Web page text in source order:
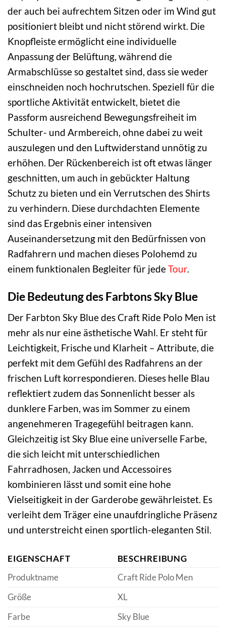
der auch bei aufrechtem Sitzen oder im Wind gut
positioniert bleibt und nicht störend wirkt. Die
Knopfleiste ermöglicht eine individuelle
Anpassung der Belüftung, während die
Armabschlüsse so gestaltet sind, dass sie weder
einschneiden noch hochrutschen. Speziell für die
sportliche Aktivität entwickelt, bietet die
Passform ausreichend Bewegungsfreiheit im
Schulter- und Armbereich, ohne dabei zu weit
auszulegen und den Luftwiderstand unnötig zu
erhöhen. Der Rückenbereich ist oft etwas länger
geschnitten, um auch in gebückter Haltung
Schutz zu bieten und ein Verrutschen des Shirts
zu verhindern. Diese durchdachten Elemente
sind das Ergebnis einer intensiven
Auseinandersetzung mit den Bedürfnissen von
Radfahrern und machen dieses Polohemd zu
einem funktionalen Begleiter für jedeTour.
Die Bedeutung des Farbtons Sky Blue
Der Farbton Sky Blue des Craft Ride Polo Men ist
mehr als nur eine ästhetische Wahl. Er steht für
Leichtigkeit, Frische und Klarheit – Attribute, die
perfekt mit dem Gefühl des Radfahrens an der
frischen Luft korrespondieren. Dieses helle Blau
reflektiert zudem das Sonnenlicht besser als
dunklere Farben, was im Sommer zu einem
angenehmeren Tragegefühl beitragen kann.
Gleichzeitig ist Sky Blue eine universelle Farbe,
die sich leicht mit unterschiedlichen
Fahrradhosen, Jacken und Accessoires
kombinieren lässt und somit eine hohe
Vielseitigkeit in der Garderobe gewährleistet. Es
verleiht dem Träger eine unaufdringliche Präsenz
und unterstreicht einen sportlich-eleganten Stil.
EIGENSCHAFT
BESCHREIBUNG
Produktname
Craft Ride Polo Men
Größe
XL
Farbe
Sky Blue